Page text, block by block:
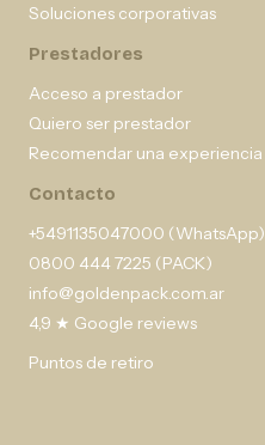
Soluciones corporativas
Prestadores
Acceso a prestador
Quiero ser prestador
Recomendar una experiencia
Contacto
+5491135047000 (WhatsApp)
0800 444 7225 (PACK)
info@goldenpack.com.ar
4,9 ★ Google reviews
Puntos de retiro